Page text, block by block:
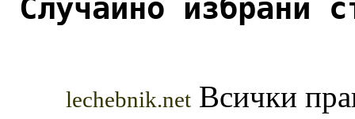
Случайно избрани
lechebnik.netВсички